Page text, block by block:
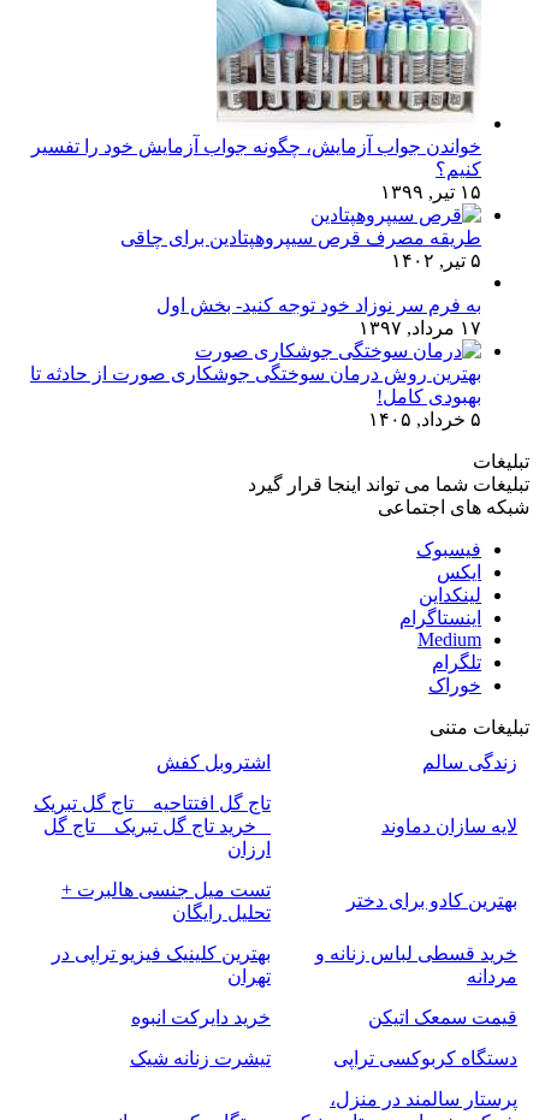
خواندن جواب آزمایش، چگونه جواب آزمایش خود را تفسیر
کنیم؟
۱۵ تیر, ۱۳۹۹
طریقه مصرف قرص سیپروهپتادین برای چاقی
۵ تیر, ۱۴۰۲
به فرم سر نوزاد خود توجه کنید- بخش اول
۱۷ مرداد, ۱۳۹۷
بهترین روش درمان سوختگی جوشکاری صورت از حادثه تا
بهبودی کامل!
۵ خرداد, ۱۴۰۵
تبلیغات
تبلیغات شما می تواند اینجا قرار گیرد
شبکه های اجتماعی
فیسبوک
ایکس
لینکداین
اینستاگرام
Medium
تلگرام
خوراک
تبلیغات متنی
زندگی سالم
اشتروبل کفش
لایه سازان دماوند
تاج گل افتتاحیه _ تاج گل تبریک
_ خرید تاج گل تبریک _ تاج گل
ارزان
بهترین کادو برای دختر
تست میل جنسی هالبرت +
تحلیل رایگان
خرید قسطی لباس زنانه و
مردانه
بهترین کلینیک فیزیو تراپی در
تهران
قیمت سمعک اتیکن
خرید دایرکت انبوه
دستگاه کربوکسی تراپی
تیشرت زنانه شیک
پرستار سالمند در منزل،